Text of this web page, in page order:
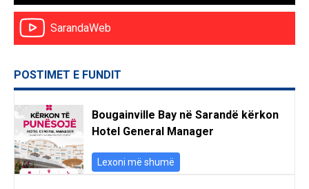
SarandaWeb
POSTIMET E FUNDIT
Bougainville Bay në Sarandë kërkon
Hotel General Manager
Lexoni më shumë